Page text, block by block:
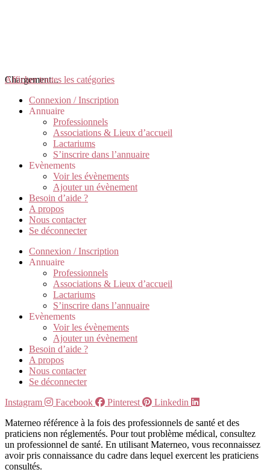
Chargement...
Afficher toutes les catégories
Connexion / Inscription
Annuaire
Professionnels
Associations & Lieux d’accueil
Lactariums
S’inscrire dans l’annuaire
Evènements
Voir les évènements
Ajouter un évènement
Besoin d’aide ?
A propos
Nous contacter
Se déconnecter
Connexion / Inscription
Annuaire
Professionnels
Associations & Lieux d’accueil
Lactariums
S’inscrire dans l’annuaire
Evènements
Voir les évènements
Ajouter un évènement
Besoin d’aide ?
A propos
Nous contacter
Se déconnecter
Instagram
Facebook Pinterest
Linkedin
Materneo référence à la fois des professionnels de santé et des
praticiens non réglementés. Pour tout problème médical, consultez
un professionnel de santé. En utilisant Materneo, vous reconnaissez
avoir pris connaissance du cadre dans lequel exercent les praticiens
consultés.